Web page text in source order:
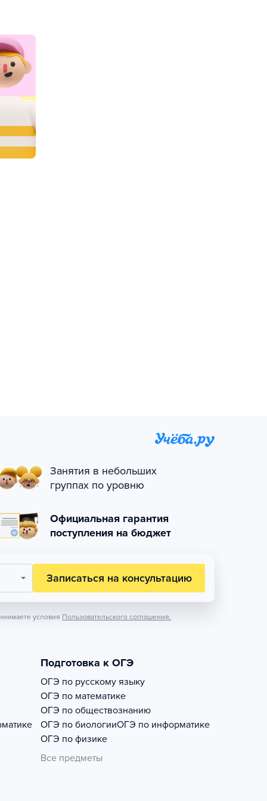
Занятия в небольших
группах по уровню
Официальная гарантия
поступления на бюджет
Записаться на консультацию
условия Пользовательского соглашения.
Подготовка к ОГЭ
ОГЭ по русскому языку
ОГЭ по математике
ОГЭ по обществознанию
ОГЭ по биологииОГЭ по информатике
ОГЭ по физике
Все предметы